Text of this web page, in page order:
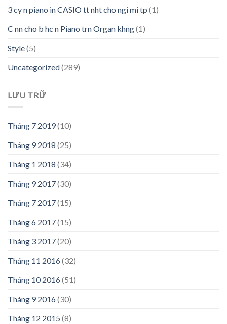
3 cy n piano in CASIO tt nht cho ngi mi tp (1)
C nn cho b hc n Piano trn Organ khng(1)
Style(5)
Uncategorized(289)
LƯU TRỮ
Tháng 7 2019(10)
Tháng 9 2018 (25)
Tháng 1 2018 (34)
Tháng 9 2017(30)
Tháng 7 2017(15)
Tháng 6 2017(15)
Tháng 3 2017(20)
Tháng 11 2016(32)
Tháng 10 2016(51)
Tháng 9 2016(30)
Tháng 12 2015 (8)